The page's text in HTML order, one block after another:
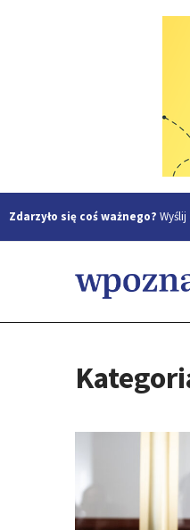
Zdarzyło się coś ważnego?